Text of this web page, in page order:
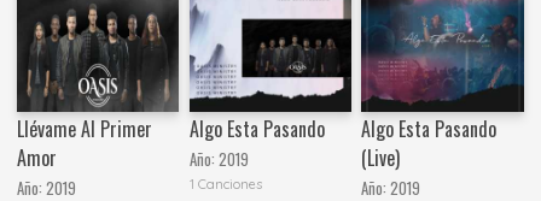
Llévame Al Primer
Amor
Año:2019
Algo Esta Pasando
Año: 2019
1 Canciones
Algo Esta Pasando
(Live)
Año:2019